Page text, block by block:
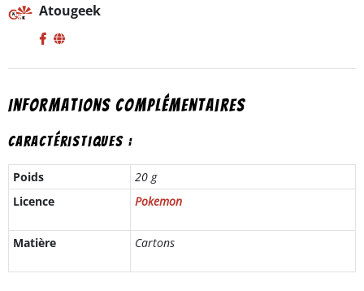
Atougeek
Informations complémentaires
Caractéristiques :
Poids
20 g
Licence
Pokemon
Matière Cartons